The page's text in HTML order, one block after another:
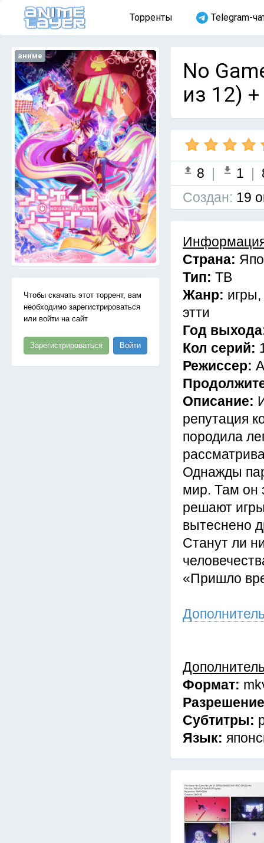
Торренты Telegram-
аниме
Чтобы скачать этот торрент, вам
необходимо зарегистрироваться
или войти на сайт
Зарегистрироваться Войти
No
из 12)
8 | 1 |
Cоздан: 19
Страна:
Тип: ТВ
Жанр:
этти
Год
Кол серий:
Режиссер:
Описание:
репутация
породила
Однажды
мир. Там он
решают
вытеснено
Станут ли
«Пришло
Формат:
Субтитры:
Язык: